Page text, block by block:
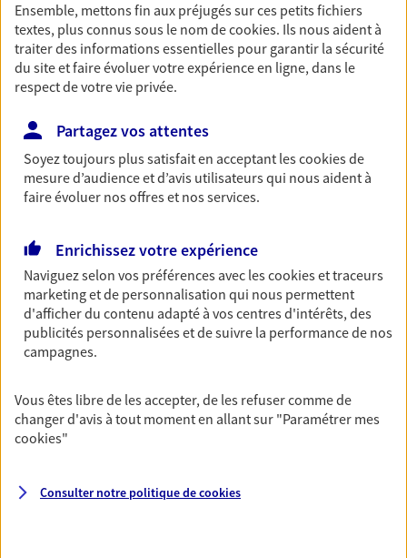
Garantie Accidents de la Vie
Bricoleuse, féru de jardinage, pâtissier en herbe
ou grande lectrice… personne n'est à l'abri d'un
accident du quotidien. Avec Ma Protection
Accident, protégez votre qualité de vie et vos
revenus.
Découvrir l'offre Garantie Accidents de la Vie
Multirisque Entreprise
Gagnez en simplicité et en sérénité avec votre
assurance multirisque entreprise. Un contrat
unique pour protéger vos locaux, matériels pro,
responsabilité civile.
Découvrir l'offre Multirisque Entreprise
Ensemble, mettons fin aux préjugés sur ces petits fichiers
textes, plus connus sous le nom decookies. Ils nous aident à
traiter des informations essentielles pour garantir la sécurité
du site et faire évoluer votre expérience en ligne, dans le
respect de votre vie privée.
Partagez vos attentes
Soyez toujours plus satisfait en acceptant lescookiesde
mesure d’audience et d’avis utilisateurs qui nous aident à
faire évoluer nos offres et nos services.
Enrichissez votre expérience
Naviguez selon vos préférences avec lescookies et traceurs
marketing et de personnalisation qui nous permettent
d'afficher du contenu adapté à vos centres d'intérêts, des
publicités personnalisées et de suivre la performance de nos
campagnes.
Vous êtes libre de les accepter, de les refuser comme de
changer d'avis à tout moment en allant sur "Paramétrer mes
cookies"
Consulter notre politique decookies